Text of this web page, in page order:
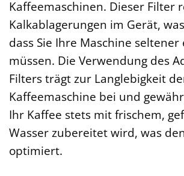
Kaffeemaschinen. Dieser Filter
Kalkablagerungen im Gerät,
dass Sie Ihre Maschine
müssen. Die Verwendung des
Filters trägt zur Langlebigkeit
Kaffeemaschine bei und
Ihr Kaffee stets mit frischem,
Wasser zubereitet wird, was
optimiert.